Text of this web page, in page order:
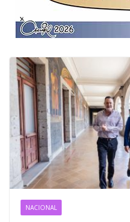
NACIONAL